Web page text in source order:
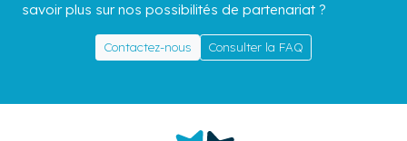
savoir plus sur nos possibilités de partenariat ?
Contactez-nous Consulter la FAQ